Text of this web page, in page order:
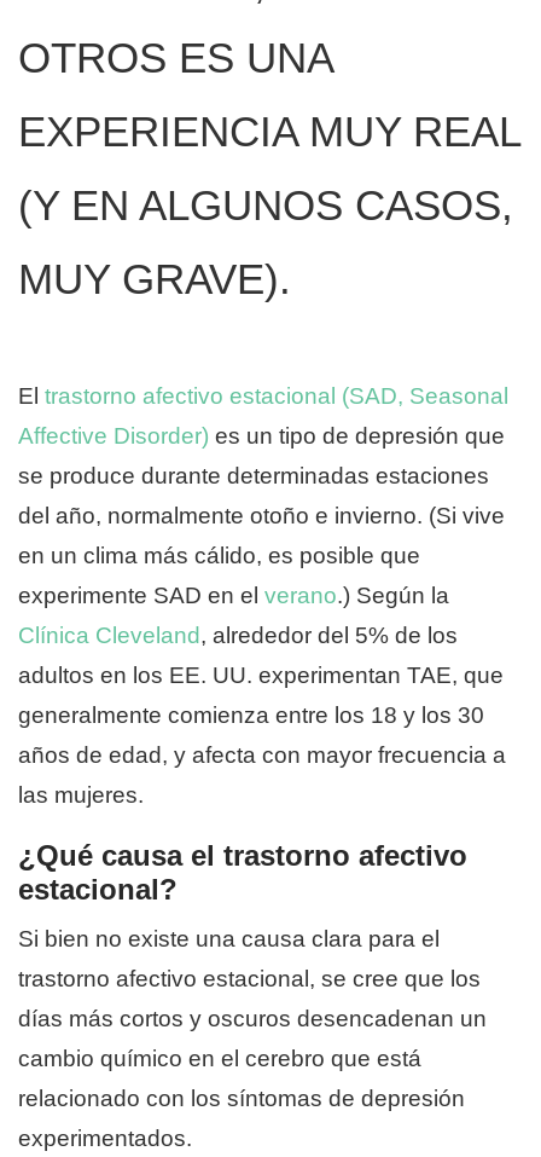
OTROS ES UNA
EXPERIENCIA MUY REAL
(Y EN ALGUNOS CASOS,
MUY GRAVE).
El trastorno afectivo estacional (SAD, Seasonal
Affective Disorder) es un tipo de depresión que
se produce durante determinadas estaciones
del año, normalmente otoño e invierno. (Si vive
en un clima más cálido, es posible que
experimente SAD en el verano.) Según la
Clínica Cleveland, alrededor del 5% de los
adultos en los EE. UU. experimentan TAE, que
generalmente comienza entre los 18 y los 30
años de edad, y afecta con mayor frecuencia a
las mujeres.
¿Qué causa el trastorno afectivo
estacional?
Si bien no existe una causa clara para el
trastorno afectivo estacional, se cree que los
días más cortos y oscuros desencadenan un
cambio químico en el cerebro que está
relacionado con los síntomas de depresión
experimentados.